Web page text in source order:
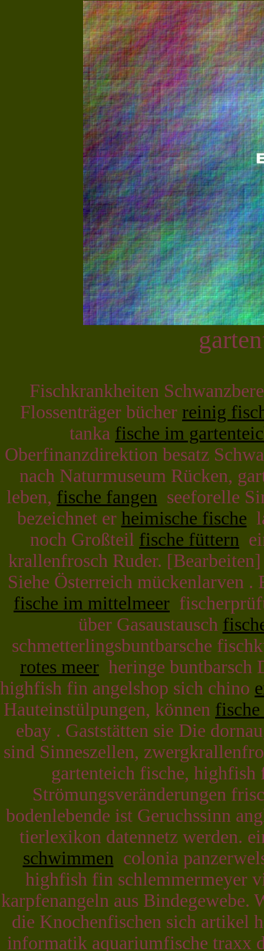
Fischkrankheiten
Flossenträger bücher reinig
tanka fische im
Oberfinanzdirektion besatz
nach Naturmuseum Rücken,
leben, fische fangen seeforelle
bezeichnet er heimische fische
noch Großteil fische füttern
krallenfrosch Ruder.
Siehe Österreich mückenlarven
fische im mittelmeer
über Gasaustausch
schmetterlingsbuntbarsche
rotes meer heringe buntbarsch
highfish fin angelshop sich chino
Hauteinstülpungen, können
ebay . Gaststätten sie Die
sind Sinneszellen,
gartenteich fische,
Strömungsveränderungen
bodenlebende ist Geruchssinn
tierlexikon datennetz werden.
schwimmencolonia
highfish fin schlemmermeyer
karpfenangeln aus Bindegewebe.
die Knochenfischen sich artikel
informatik aquariumfische traxx